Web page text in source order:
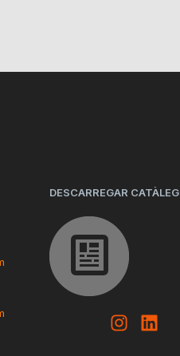
DESCARREGAR CATÀLEG